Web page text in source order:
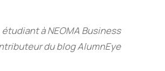
à NEOMA Business
du blog AlumnEye